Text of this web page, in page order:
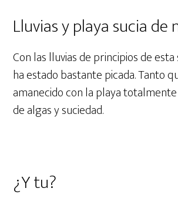
Lluvias y playa sucia de
Con las lluvias de principios de
ha estado bastante picada. Tanto
amanecido con la playa
de algas y suciedad.
¿Y tu?